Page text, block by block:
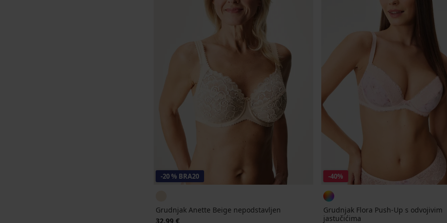
-20 % BRA20
Grudnjak Anette Beige nepodstavljen
32,99 €
-40%
Grudnjak Flora Push-Up s odvojivim
jastučićima